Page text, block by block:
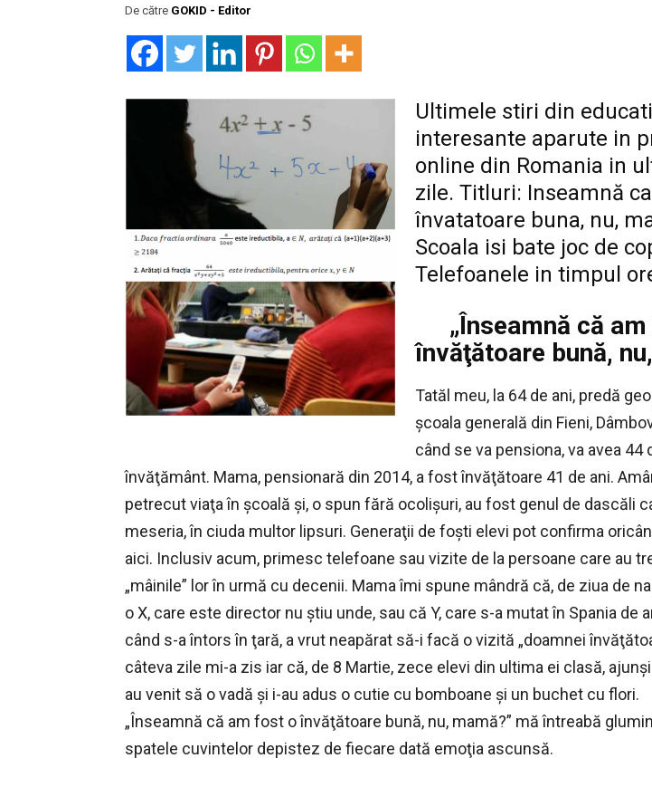
De către GOKID - Editor
Ultimele stiri din
interesante aparute in
online din Romania in
zile. Titluri: Inseamnă
învatatoare buna, nu,
Scoala isi bate joc de
Telefoanele in timpul
„Înseamnă că
învăţătoare bună,
Tatăl meu, la 64 de ani, predă
şcoala generală din Fieni,
când se va pensiona, va avea 44
învăţământ. Mama, pensionară din 2014, a fost învăţătoare 41 de ani.
petrecut viaţa în şcoală şi, o spun fără ocolişuri, au fost genul de dascăli
meseria, în ciuda multor lipsuri. Generaţii de foşti elevi pot confirma
aici. Inclusiv acum, primesc telefoane sau vizite de la persoane care au
„mâinile” lor în urmă cu decenii. Mama îmi spune mândră că, de ziua de
o X, care este director nu ştiu unde, sau că Y, care s-a mutat în Spania de
când s-a întors în ţară, a vrut neapărat să-i facă o vizită „doamnei
câteva zile mi-a zis iar că, de 8 Martie, zece elevi din ultima ei clasă,
au venit să o vadă şi i-au adus o cutie cu bomboane şi un buchet cu flori.
„Înseamnă că am fost o învăţătoare bună, nu, mamă?” mă întreabă
spatele cuvintelor depistez de fiecare dată emoţia ascunsă.